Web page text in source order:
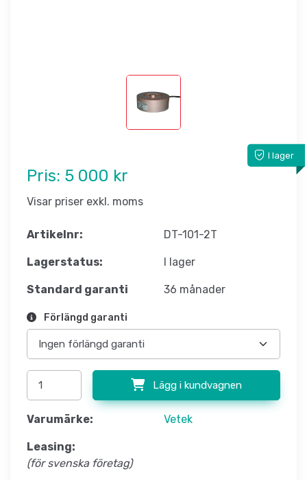
I lager
Pris: 5 000 kr
Visar priser exkl. moms
Artikelnr: DT-101-2T
Lagerstatus: I lager
Standard garanti 36 månader
Förlängd garanti
Lägg i kundvagnen
Varumärke: Vetek
Leasing:
(för svenska företag)